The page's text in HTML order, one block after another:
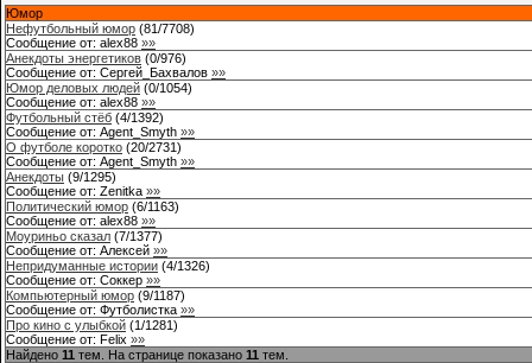
Юмор
Нефутбольный юмор (81/7708)
Сообщение от: alex88 »»
Анекдоты энергетиков (0/976)
Сообщение от: Сергей_Бахвалов »»
Юмор деловых людей (0/1054)
Сообщение от: alex88 »»
Футбольный стёб (4/1392)
Сообщение от: Agent_Smyth »»
О футболе коротко (20/2731)
Сообщение от: Agent_Smyth »»
Анекдоты (9/1295)
Сообщение от: Zenitka »»
Политический юмор (6/1163)
Сообщение от: alex88 »»
Моуриньо сказал (7/1377)
Сообщение от: Алексей »»
Непридуманные истории (4/1326)
Сообщение от: Соккер »»
Компьютерный юмор (9/1187)
Сообщение от: Футболистка »»
Про кино с улыбкой (1/1281)
Сообщение от: Felix »»
Найдено 11 тем. На странице показано 11 тем.